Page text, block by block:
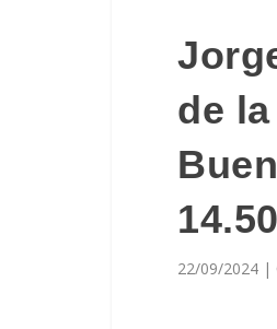
de
22/09/2024 |